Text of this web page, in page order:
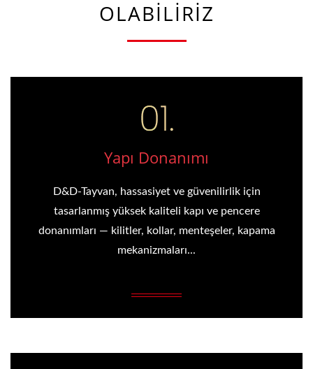
OLABILIRIZ
Yapı Donanımı
D&D-Tayvan, hassasiyet ve güvenilirlik için
tasarlanmış yüksek kaliteli kapı ve pencere
donanımları — kilitler, kollar, menteşeler, kapama
mekanizmaları...